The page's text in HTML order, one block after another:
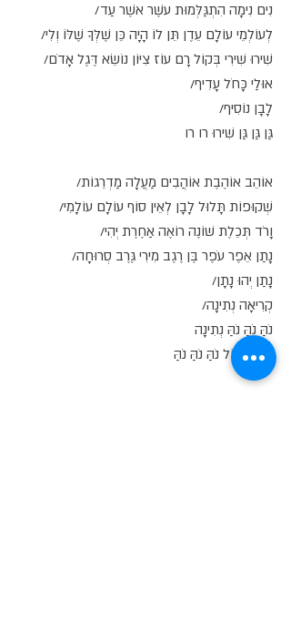
נִים נִימָה הִתְגַּלְּמוּת עֹשֶׁר אֹשֶׁר עַד/
לְעוֹלְמֵי עוֹלָם עֵדֶן תֵּן לוֹ הָיָה כֵּן שֶׁלְּךָ שֶׁלּוֹ וְלִי/
שִׁירוּ שִׁירִי בְּקוֹל רָם עוֹז צִיּוֹן נוֹשֵׂא דֶּגֶל אָדֹם/
אוּלַי כָּחֹל עָדִיף/
לָבָן נוֹסִיף/
גַּן גַּן גַּן שִׁירוּ רו רו
אוֹהֵב אוֹהֶבֶת אוֹהֲבִים מַעֲלָה מַדְרֵגוֹת/
שְׁקוּפוֹת תָּלוּל לָבָן לְאֵין סוֹף עוֹלָם עוֹלָמִי/
וָרֹד תְּכֵלֶת שׁוֹנֶה רוֹאֶה אַחֶרֶת יְהִי/
נָתַן אֵפֶר עֹפֶר בֶּן רֶגֶב מִירִי גֶּרֶב סְרוּחָה/
נָתַן יְהוּ נָתָן/
קְרִיאָה נְתִינָה/
נֹהַּ נֹהַּ נֹהַּ נְתִינָה
שִׁיר בְּקוֹל נֹהַּ נֹהַּ נֹהַּ